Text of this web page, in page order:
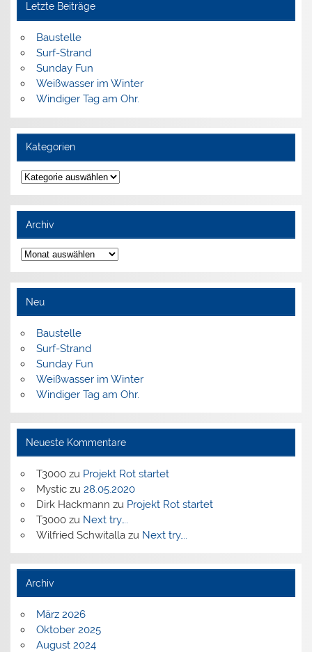
Letzte Beiträge
Baustelle
Surf-Strand
Sunday Fun
Weißwasser im Winter
Windiger Tag am Ohr.
Kategorien
Kategorien
Archiv
Archiv
Neu
Baustelle
Surf-Strand
Sunday Fun
Weißwasser im Winter
Windiger Tag am Ohr.
Neueste Kommentare
T3000zu Projekt Rot startet
Mysticzu 28.05.2020
Dirk Hackmann zu Projekt Rot startet
T3000zu Next try….
Wilfried Schwitalla zu Next try….
Archiv
März 2026
Oktober 2025
August 2024